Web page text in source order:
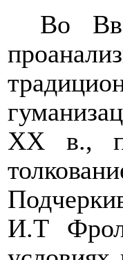
Во
ХХ в.,
И.Т